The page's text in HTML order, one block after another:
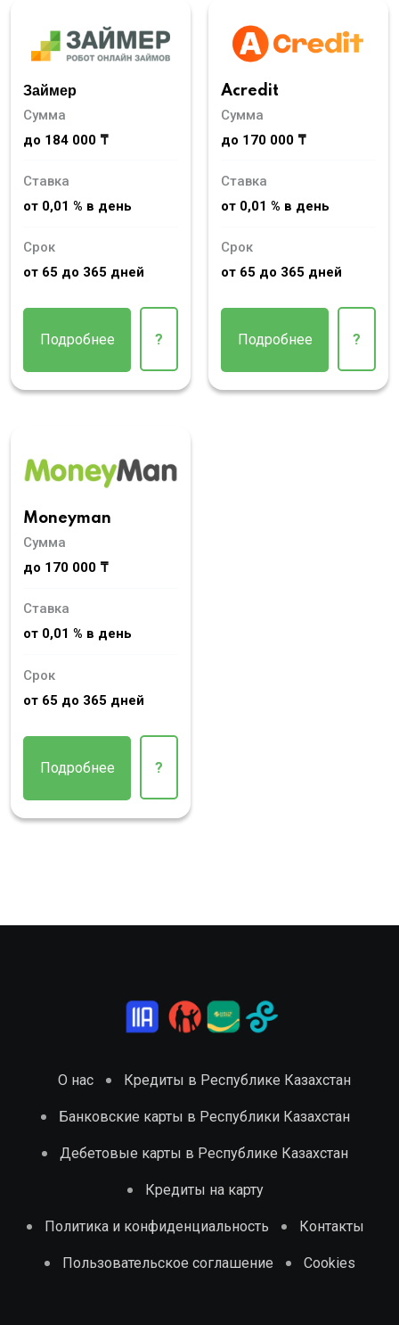
Займер
Сумма
до 184 000 ₸
Ставка
от 0,01 % в день
Срок
от 65 до 365 дней
Подробнее ?
Acredit
Сумма
до 170 000 ₸
Ставка
от 0,01 % в день
Срок
от 65 до 365 дней
Подробнее ?
Moneyman
Сумма
до 170 000 ₸
Ставка
от 0,01 % в день
Срок
от 65 до 365 дней
Подробнее ?
О нас Кредиты в Республике Казахстан
Банковские карты в Республики Казахстан
Дебетовые карты в Республике Казахстан
Кредиты на карту
Политика и конфиденциальность Контакты
Пользовательское соглашение Cookies